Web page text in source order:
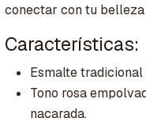
conectar con tu
Características:
Esmalte
Tono rosa
nacarada.